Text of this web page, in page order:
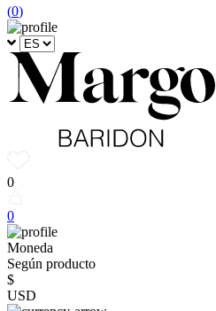
(0)
0
0
Moneda
Según producto
$
USD